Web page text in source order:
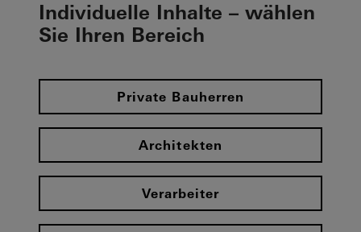
Individuelle Inhalte – wählen
Sie Ihren Bereich
Private Bauherren
Architekten
Verarbeiter